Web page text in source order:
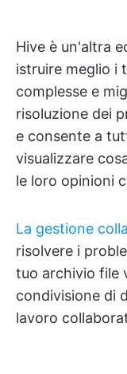
Hive è un'altra
istruire meglio i
complesse e
risoluzione dei
e consente a
visualizzare
le loro opinioni
La gestione
risolvere i
tuo archivio file
condivisione di
lavoro